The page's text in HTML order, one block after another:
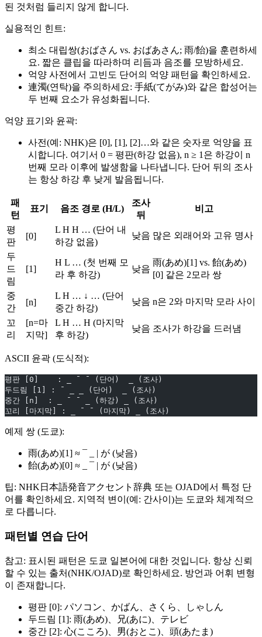
된 것처럼 들리지 않게 합니다.
실용적인 힌트:
최소 대립쌍(おばさん vs. おばあさん; 雨/飴)을 훈련하세
요. 짧은 클립을 따라하며 리듬과 음조를 모방하세요.
억양 사전에서 고빈도 단어의 억양 패턴을 확인하세요.
連濁(연탁)을 주의하세요: 手紙(てがみ)와 같은 합성어는
두 번째 요소가 유성화됩니다.
억양 표기와 윤곽:
사전(예: NHK)은 [0], [1], [2]…와 같은 숫자로 억양을 표
시합니다. 여기서 0 = 평판(하강 없음), n ≥ 1은 하강이 n
번째 모라 이후에 발생함을 나타냅니다. 단어 뒤의 조사
는 항상 하강 후 낮게 발음됩니다.
패
턴
표기 음조 경로 (H/L)
조사
뒤
비고
평
판
[0]
L H H … (단어 내
하강 없음)
낮음 많은 외래어와 고유 명사
두
드
림
[1]
H L … (첫 번째 모
라 후 하강)
낮음
雨(あめ)[1] vs. 飴(あめ)
[0] 같은 2모라 쌍
중
간
[n]
L H … ↓ … (단어
중간 하강)
낮음 n은 2와 마지막 모라 사이
꼬
리
[n=마
지막]
L H … H (마지막
후 하강)
낮음 조사가 하강을 드러냄
ASCII 윤곽 (도식적):
평판 [0]    : _ ¯ ¯ (단어)  _ (조사)
두드림 [1] : ¯ _ _ (단어)  _ (조사)
중간 [n]  : _ ¯ ¯ _ (하강) _ (조사)
꼬리 [마지막] : _ ¯ ¯ (마지막) _ (조사)
예제 쌍 (도쿄):
雨(あめ)[1] ≈ ¯ _ | が (낮음)
飴(あめ)[0] ≈ _ ¯ | が (낮음)
팁: NHK日本語発音アクセント辞典 또는 OJAD에서 특정 단
어를 확인하세요. 지역적 변이(예: 간사이)는 도쿄와 체계적으
로 다릅니다.
패턴별 연습 단어
참고: 표시된 패턴은 도쿄 일본어에 대한 것입니다. 항상 신뢰
할 수 있는 출처(NHK/OJAD)로 확인하세요. 방언과 어휘 변형
이 존재합니다.
평판 [0]: パソコン、かばん、さくら、しゃしん
두드림 [1]: 雨(あめ)、兄(あに)、テレビ
중간 [2]: 心(こころ)、男(おとこ)、頭(あたま)